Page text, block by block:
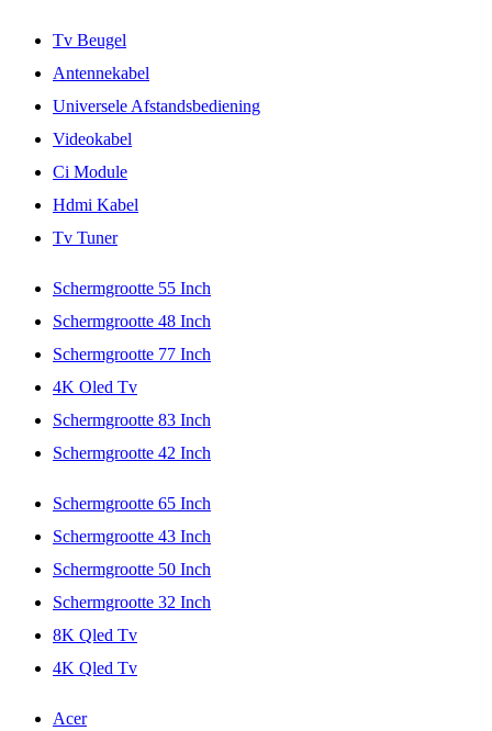
Tv Beugel
Antennekabel
Universele Afstandsbediening
Videokabel
Ci Module
Hdmi Kabel
Tv Tuner
Schermgrootte 55 Inch
Schermgrootte 48 Inch
Schermgrootte 77 Inch
4K Oled Tv
Schermgrootte 83 Inch
Schermgrootte 42 Inch
Schermgrootte 65 Inch
Schermgrootte 43 Inch
Schermgrootte 50 Inch
Schermgrootte 32 Inch
8K Qled Tv
4K Qled Tv
Acer